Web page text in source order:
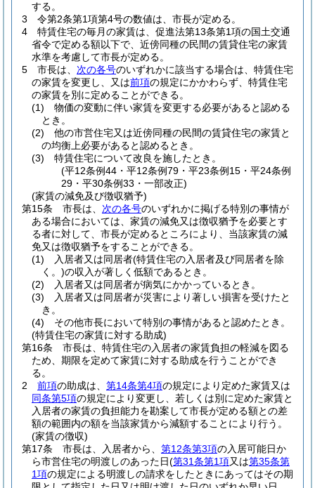
する。
3
令第2条第1項第4号の数値は、市長が定める。
4
特賃住宅の毎月の家賃は、促進法第13条第1項の国土交通
省令で定める額以下で、近傍同種の民間の賃貸住宅の家賃
水準を考慮して市長が定める。
5
市長は、 次の各号のいずれかに該当する場合は、特賃住宅
の家賃を変更し、又は前項の規定にかかわらず、特賃住宅
の家賃を別に定めることができる。
(1)
物価の変動に伴い家賃を変更する必要があると認める
とき。
(2)
他の市営住宅又は近傍同種の民間の賃貸住宅の家賃と
の均衡上必要があると認めるとき。
(3)
特賃住宅について改良を施したとき。
(平12条例44・平12条例79・平23条例15・平24条例
29・平30条例33・一部改正)
(家賃の減免及び徴収猶予)
第15条
市長は、 次の各号のいずれかに掲げる特別の事情が
ある場合においては、家賃の減免又は徴収猶予を必要とす
る者に対して、市長が定めるところにより、当該家賃の減
免又は徴収猶予をすることができる。
(1)
入居者又は同居者(特賃住宅の入居者及び同居者を除
く。)の収入が著しく低額であるとき。
(2)
入居者又は同居者が病気にかかっているとき。
(3)
入居者又は同居者が災害により著しい損害を受けたと
き。
(4)
その他市長において特別の事情があると認めたとき。
(特賃住宅の家賃に対する助成)
第16条
市長は、特賃住宅の入居者の家賃負担の軽減を図る
ため、期限を定めて家賃に対する助成を行うことができ
る。
2
前項の助成は、 第14条第4項の規定により定めた家賃又は
同条第5項の規定により変更し、若しくは別に定めた家賃と
入居者の家賃の負担能力を勘案して市長が定める額との差
額の範囲内の額を当該家賃から減額することにより行う。
(家賃の徴収)
第17条
市長は、入居者から、 第12条第3項の入居可能日か
ら市営住宅の明渡しのあった日(第31条第1項又は第35条第
1項の規定による明渡しの請求をしたときにあってはその期